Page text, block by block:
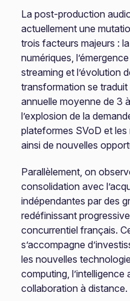
La post-production
actuellement une
trois facteurs majeurs :
numériques,
streaming et l’évolution
transformation se
annuelle moyenne de 3
l’explosion de la
plateformes SVoD et
ainsi de nouvelles
Parallèlement, on
consolidation avec
indépendantes par des
redéfinissant
concurrentiel français.
s’accompagne
les nouvelles
computing, l’intelligence
collaboration à distance.